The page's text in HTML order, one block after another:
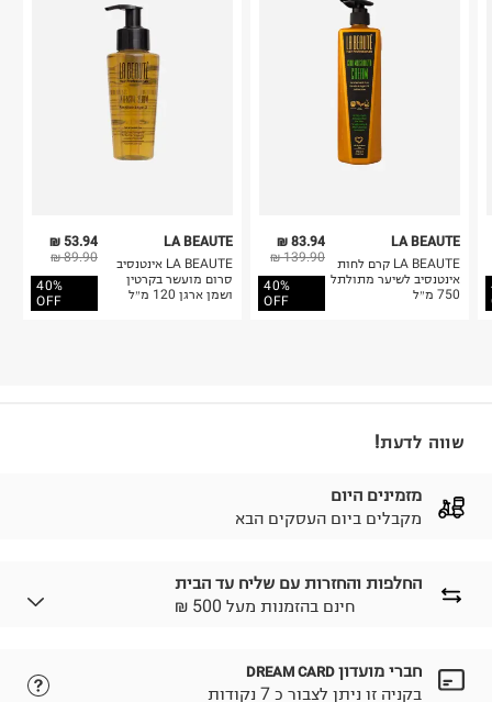
53.94 ₪
89.90 ₪
40%
OFF
LA BEAUTE
LA BEAUTE אינטנסיב
סרום מועשר בקרטין
ושמן ארגן 120 מ״ל
83.94 ₪
139.90 ₪
40%
OFF
LA BEAUTE
LA BEAUTE קרם לחות
אינטנסיב לשיער מתולתל
750 מ״ל
שווה לדעת!
מזמינים היום
מקבלים ביום העסקים הבא
החלפות והחזרות עם שליח עד הבית
₪ חינם בהזמנות מעל 500
לבחירת בשיטת המשלוח המתאימה לכם,
חברי מועדון DREAM CARD
בקניה זו ניתן לצבור כ 7 נקודות